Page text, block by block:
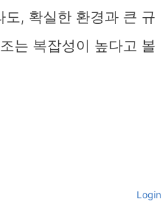
, 확실한 환경과 큰 규
는 복잡성이 높다고 볼
Login